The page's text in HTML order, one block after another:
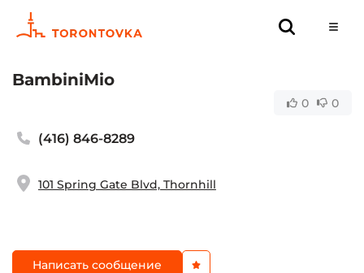
BambiniMio
0 0
(416) 846-8289
101 Spring Gate Blvd, Thornhill
Написать сообщение